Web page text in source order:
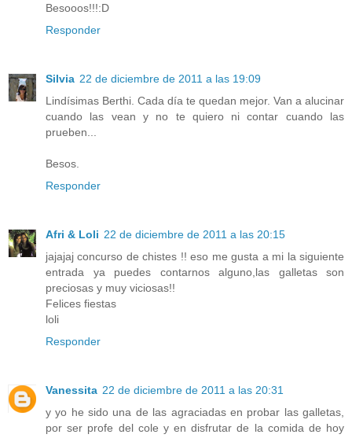
Besooos!!!:D
Responder
Silvia 22 de diciembre de 2011 a las 19:09
Lindísimas Berthi. Cada día te quedan mejor. Van a alucinar
cuando las vean y no te quiero ni contar cuando las
prueben...
Besos.
Responder
Afri & Loli 22 de diciembre de 2011 a las 20:15
jajajaj concurso de chistes !! eso me gusta a mi la siguiente
entrada ya puedes contarnos alguno,las galletas son
preciosas y muy viciosas!!
Felices fiestas
loli
Responder
Vanessita 22 de diciembre de 2011 a las 20:31
y yo he sido una de las agraciadas en probar las galletas,
por ser profe del cole y en disfrutar de la comida de hoy